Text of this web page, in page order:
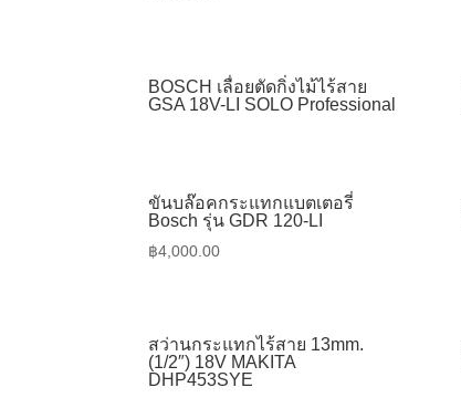
BOSCH เลื่อยตัดกิ่งไม้ไร้สาย
GSA 18V-LI SOLO Professional
ขันบล๊อคกระแทกแบตเตอรี่
Bosch รุ่น GDR 120-LI
฿4,000.00
สว่านกระแทกไร้สาย 13mm.
(1/2″) 18V MAKITA
DHP453SYE